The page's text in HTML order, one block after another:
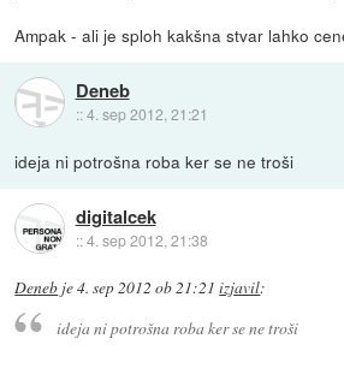
Ampak - ali je sploh kakšna stvar lahko
Deneb
::4. sep 2012, 21:21
ideja ni potrošna roba ker se ne troši
digitalcek
::4. sep 2012, 21:38
Deneb je4. sep 2012 ob 21:21 izjavil:
ideja ni potrošna roba ker se ne troši